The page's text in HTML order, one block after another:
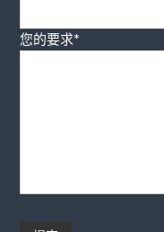
您的要求*